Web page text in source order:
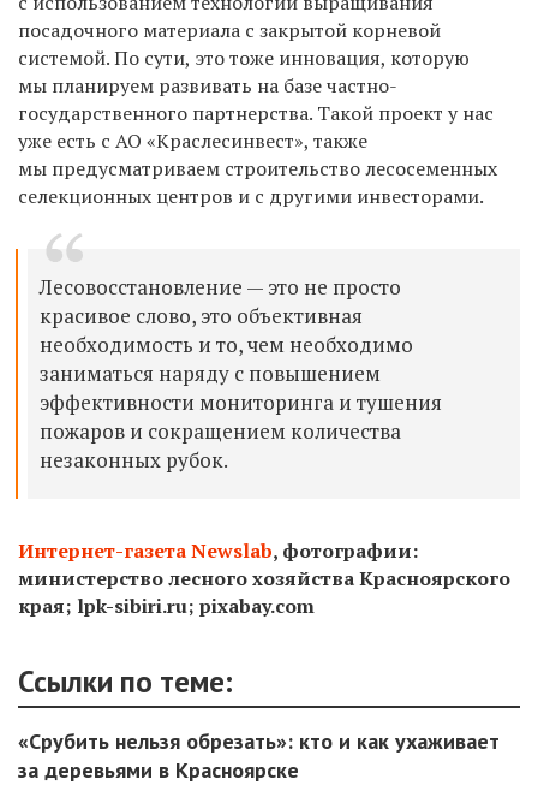
посадочного материала с закрытой корневой
системой. По сути, это тоже инновация, которую
мы планируем развивать на базе частно-
государственного партнерства. Такой проект у нас
уже есть с АО «Краслесинвест», также
мы предусматриваем строительство лесосеменных
селекционных центров и с другими инвесторами.
Лесовосстановление — это не просто
красивое слово, это объективная
необходимость и то, чем необходимо
заниматься наряду с повышением
эффективности мониторинга и тушения
пожаров и сокращением количества
незаконных рубок.
Интернет-газета Newslab, фотографии:
министерство лесного хозяйства Красноярского
края; lpk-sibiri.ru; pixabay.com
Ссылки по теме:
«Срубить нельзя обрезать»: кто и как ухаживает
за деревьями в Красноярске